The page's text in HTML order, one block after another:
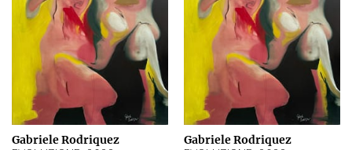
Gabriele Rodriquez Gabriele Rodriquez